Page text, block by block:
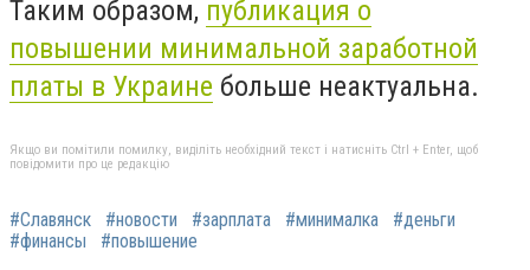
Таким образом, публикация о
повышении минимальной заработной
платы в Украине больше неактуальна.
Якщо ви помітили помилку, виділіть необхідний текст і натисніть Ctrl + Enter, щоб
повідомити про це редакцію
#Славянск #новости #зарплата #минималка
#деньги
#финансы
#повышение